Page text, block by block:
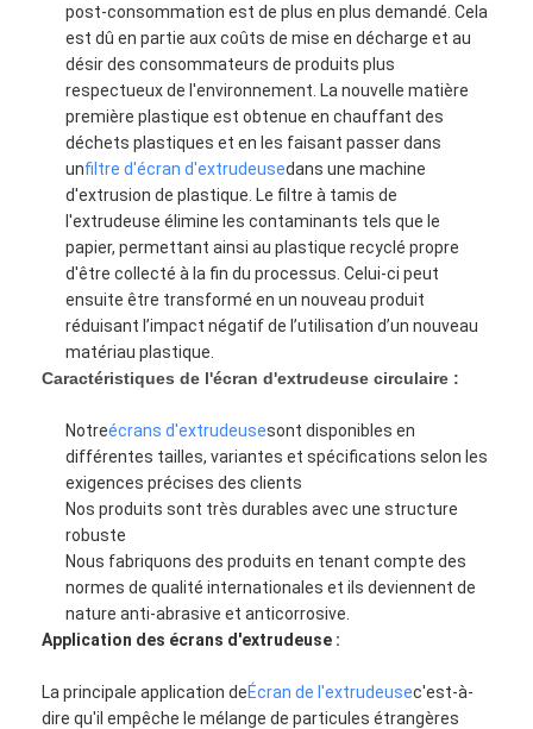
post-consommation est de plus en plus demandé. Cela
est dû en partie aux coûts de mise en décharge et au
désir des consommateurs de produits plus
respectueux de l'environnement. La nouvelle matière
première plastique est obtenue en chauffant des
déchets plastiques et en les faisant passer dans
unfiltre d'écran d'extrudeusedans une machine
d'extrusion de plastique. Le filtre à tamis de
l'extrudeuse élimine les contaminants tels que le
papier, permettant ainsi au plastique recyclé propre
d'être collecté à la fin du processus. Celui-ci peut
ensuite être transformé en un nouveau produit
réduisant l’impact négatif de l’utilisation d’un nouveau
matériau plastique.
Caractéristiques de l'écran d'extrudeuse circulaire :
Notreécrans d'extrudeusesont disponibles en
différentes tailles, variantes et spécifications selon les
exigences précises des clients
Nos produits sont très durables avec une structure
robuste
Nous fabriquons des produits en tenant compte des
normes de qualité internationales et ils deviennent de
nature anti-abrasive et anticorrosive.
Application des écrans d'extrudeuse :
La principale application deÉcran de l'extrudeusec'est-à-
dire qu'il empêche le mélange de particules étrangères